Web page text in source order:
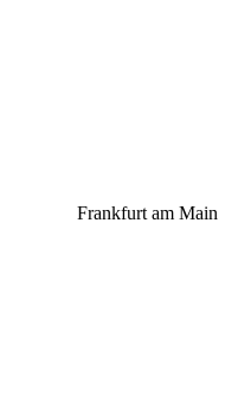
Frankfurt am Main